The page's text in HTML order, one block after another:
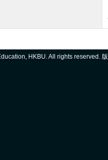
HKBU. All rights reserved.